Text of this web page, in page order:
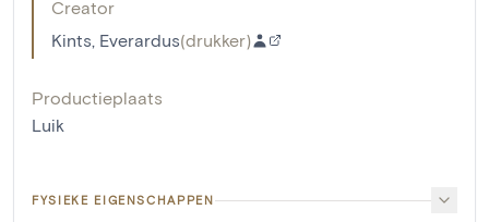
Creator
Kints, Everardus(drukker)
Productieplaats
Luik
FYSIEKE EIGENSCHAPPEN